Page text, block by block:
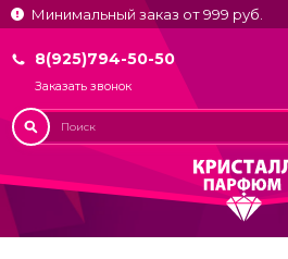
Минимальный заказ от 999 руб.
8(925)794-50-50
Заказать звонок